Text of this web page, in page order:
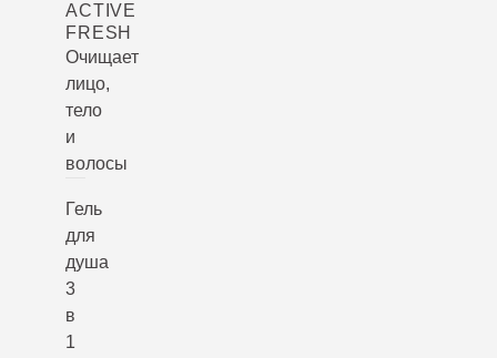
ACTIVE
FRESH
Очищает
лицо,
тело
и
волосы
Гель
для
душа
3
в
1